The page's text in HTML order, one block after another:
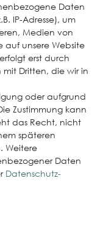
Daten
IP-Adresse), um
Medien von
auf unsere Website
erst durch
mit Dritten, die wir in
oder aufgrund
Zustimmung kann
das Recht, nicht
späteren
Weitere
Daten
Daten­schutz­